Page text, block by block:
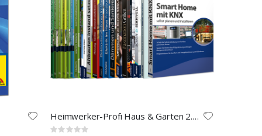
Heimwerker-Profi Haus & Garten 2.0 E-Book-Paket
Rating: